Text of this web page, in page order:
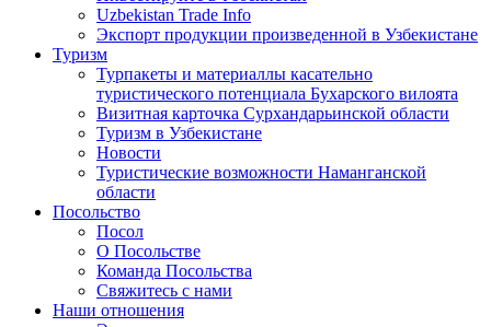
Uzbekistan Trade Info
Экспорт продукции произведенной в Узбекистане
Туризм
Турпакеты и материаллы касательно
туристического потенциала Бухарского вилоята
Визитная карточка Сурхандарьинской области
Туризм в Узбекистане
Новости
Туристические возможности Наманганской
области
Посольство
Посол
О Посольстве
Команда Посольства
Свяжитесь с нами
Наши отношения